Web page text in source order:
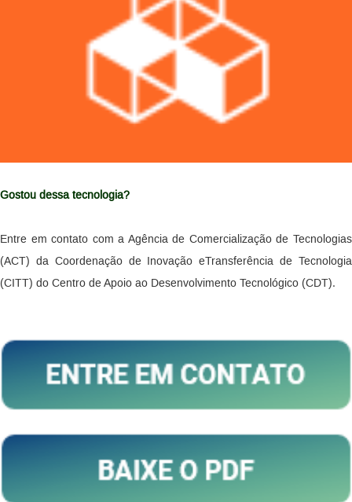
Gostou dessa tecnologia?
Entre em contato com a Agência de Comercialização de Tecnologias
(ACT) da Coordenação de Inovação eTransferência de Tecnologia
(CITT) do Centro de Apoio ao Desenvolvimento Tecnológico (CDT).